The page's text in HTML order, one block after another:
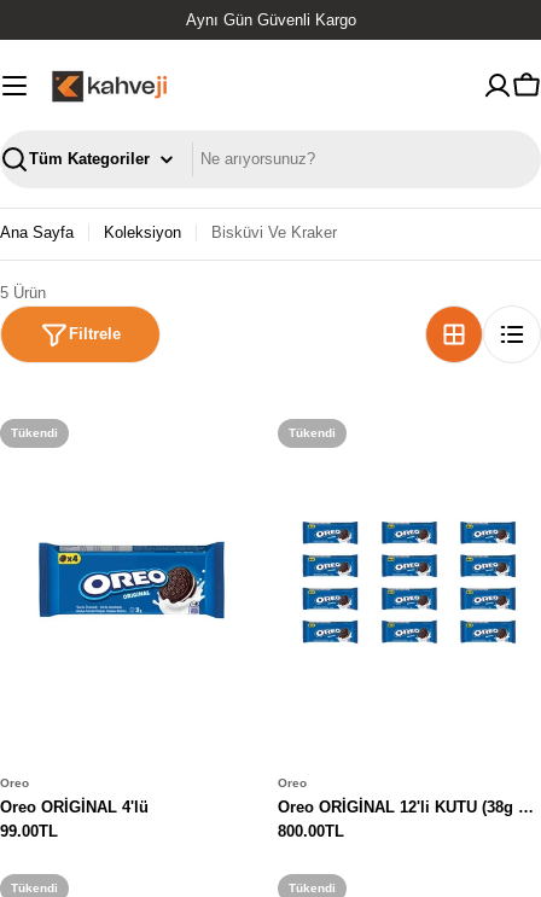
Aynı Gün Güvenli Kargo
Ara
Ana Sayfa Koleksiyon Bisküvi Ve Kraker
5 Ürün
Filtrele
Tükendi
Oreo
Oreo ORİGİNAL 4'lü
Normal
99.00TL
Tükendi
Oreo
Oreo ORİGİNAL 12'li KUTU (38g x
12)
Normal
800.00TL
Tükendi Tükendi